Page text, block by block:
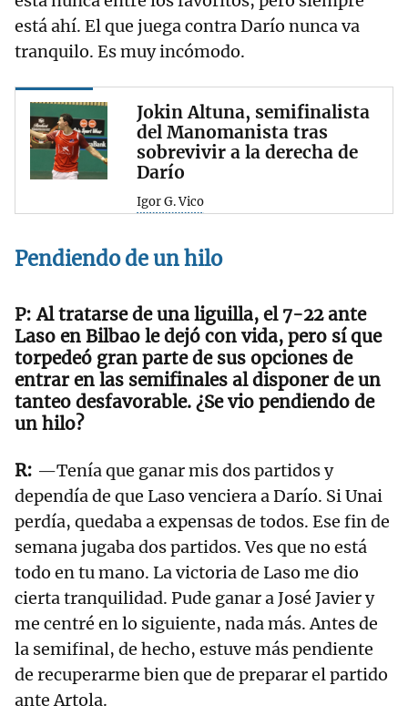
está ahí. El que juega contra Darío nunca va
tranquilo. Es muy incómodo.
Jokin Altuna, semifinalista
del Manomanista tras
sobrevivir a la derecha de
Darío
Igor G. Vico
Pendiendo de un hilo
Al tratarse de una liguilla, el 7-22 ante
Laso en Bilbao le dejó con vida, pero sí que
torpedeó gran parte de sus opciones de
entrar en las semifinales al disponer de un
tanteo desfavorable. ¿Se vio pendiendo de
un hilo?
—Tenía que ganar mis dos partidos y
dependía de que Laso venciera a Darío. Si Unai
perdía, quedaba a expensas de todos. Ese fin de
semana jugaba dos partidos. Ves que no está
todo en tu mano. La victoria de Laso me dio
cierta tranquilidad. Pude ganar a José Javier y
me centré en lo siguiente, nada más. Antes de
la semifinal, de hecho, estuve más pendiente
de recuperarme bien que de preparar el partido
ante Artola.